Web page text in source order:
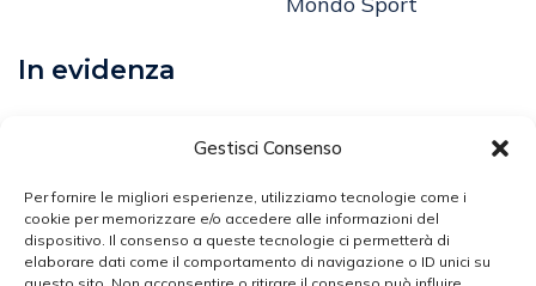
Gestisci Consenso
Per fornire le migliori esperienze, utilizziamo tecnologie come i
cookie per memorizzare e/o accedere alle informazioni del
dispositivo. Il consenso a queste tecnologie ci permetterà di
elaborare dati come il comportamento di navigazione o ID unici su
In evidenza
Volley
Arti Marziali